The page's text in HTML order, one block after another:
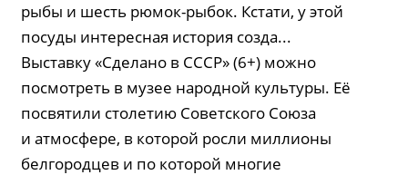
рыбы и шесть рюмок-рыбок. Кстати, у этой
посуды интересная история созда...
Выставку «Сделано в СССР» (6+) можно
посмотреть в музее народной культуры. Её
посвятили столетию Советского Союза
и атмосфере, в которой росли миллионы
белгородцев и по которой многие